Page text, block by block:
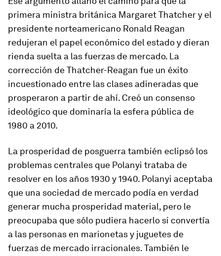
primera ministra británica Margaret Thatcher y el
presidente norteamericano Ronald Reagan
redujeran el papel económico del estado y dieran
rienda suelta a las fuerzas de mercado. La
corrección de Thatcher-Reagan fue un éxito
incuestionado entre las clases adineradas que
prosperaron a partir de ahí. Creó un consenso
ideológico que dominaría la esfera pública de
1980 a 2010.
La prosperidad de posguerra también eclipsó los
problemas centrales que Polanyi trataba de
resolver en los años 1930 y 1940. Polanyi aceptaba
que una sociedad de mercado podía en verdad
generar mucha prosperidad material, pero le
preocupaba que sólo pudiera hacerlo si convertía
a las personas en marionetas y juguetes de
fuerzas de mercado irracionales. También le